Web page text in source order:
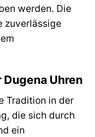
werden. Die
zuverlässige
Uhren
Tradition in der
die sich durch
ein